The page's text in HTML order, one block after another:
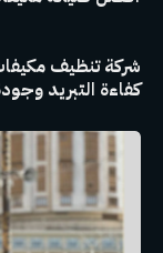
شركة تنظيف
كفاءة التبريد